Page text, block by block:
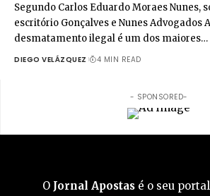
Segundo Carlos Eduardo Moraes Nunes,
escritório Gonçalves e Nunes Advogados
desmatamento ilegal é um dos maiores…
DIEGO VELÁZQUEZ 4 MIN READ
- SPONSORED-
O Jornal Apostas é o seu